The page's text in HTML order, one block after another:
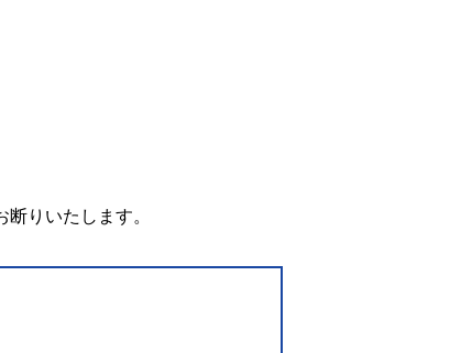
りいたします。